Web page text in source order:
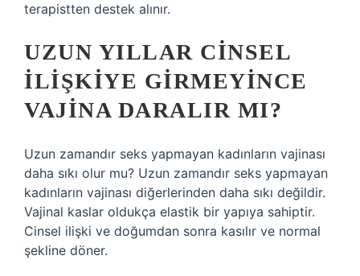
terapistten destek alınır.
UZUN YILLAR CINSEL
ILIŞKIYE GIRMEYINCE
VAJINA DARALIR MI?
Uzun zamandır seks yapmayan kadınların vajinası
daha sıkı olur mu? Uzun zamandır seks yapmayan
kadınların vajinası diğerlerinden daha sıkı değildir.
Vajinal kaslar oldukça elastik bir yapıya sahiptir.
Cinsel ilişki ve doğumdan sonra kasılır ve normal
şekline döner.